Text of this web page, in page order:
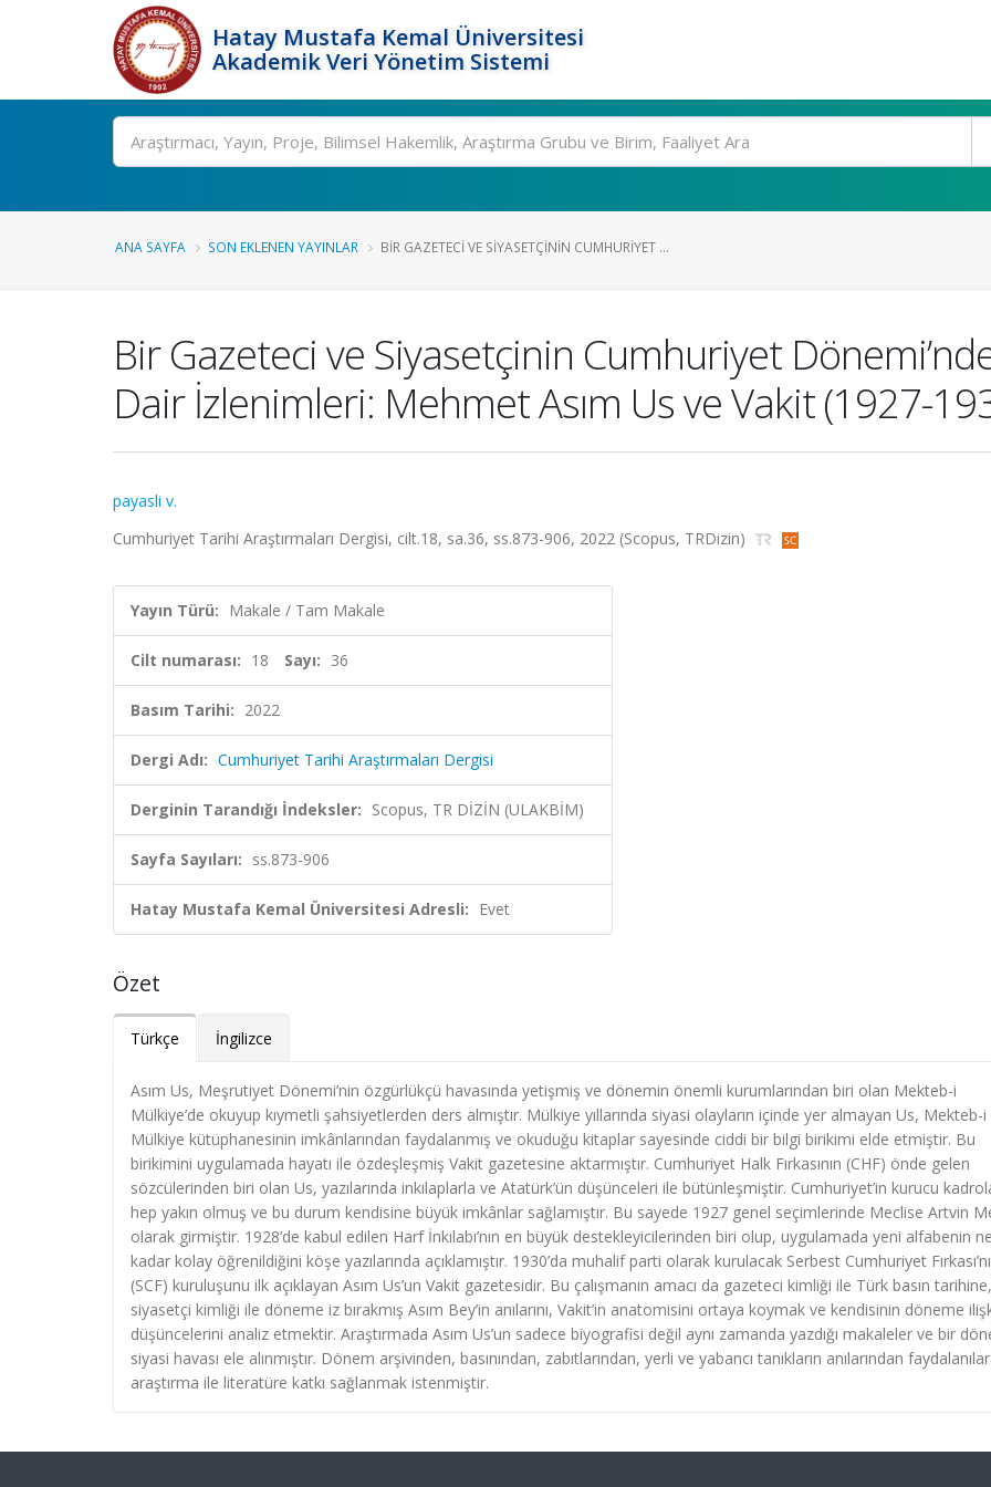
Hatay Mustafa Kemal Üniversitesi
Akademik Veri Yönetim Sistemi
Ara
ANA SAYFA SON EKLENEN YAYINLAR BIR GAZETECI VE SIYASETÇININ CUMHURIYET ...
Bir Gazeteci ve Siyasetçinin Cumhuriyet
Dair İzlenimleri: Mehmet Asım Us ve Vakit (1927-
payasli v.
Cumhuriyet Tarihi Araştırmaları Dergisi, cilt.18, sa.36, ss.873-906, 2022 (Scopus, TRDizin)
Yayın Türü: Makale / Tam Makale
Cilt numarası: 18 Sayı: 36
Basım Tarihi: 2022
Dergi Adı: Cumhuriyet Tarihi Araştırmaları Dergisi
Derginin Tarandığı İndeksler: Scopus, TR DİZİN (ULAKBİM)
Sayfa Sayıları: ss.873-906
Hatay Mustafa Kemal Üniversitesi Adresli: Evet
Özet
Türkçe İngilizce
Asım Us, Meşrutiyet Dönemi’nin özgürlükçü havasında yetişmiş ve dönemin önemli kurumlarından biri olan Mekteb-i
Mülkiye’de okuyup kıymetli şahsiyetlerden ders almıştır. Mülkiye yıllarında siyasi olayların içinde yer almayan Us, Mekteb-i
Mülkiye kütüphanesinin imkânlarından faydalanmış ve okuduğu kitaplar sayesinde ciddi bir bilgi birikimi elde etmiştir. Bu
birikimini uygulamada hayatı ile özdeşleşmiş Vakit gazetesine aktarmıştır. Cumhuriyet Halk Fırkasının (CHF) önde gelen
sözcülerinden biri olan Us, yazılarında inkılaplarla ve Atatürk’ün düşünceleri ile bütünleşmiştir. Cumhuriyet’in kurucu
hep yakın olmuş ve bu durum kendisine büyük imkânlar sağlamıştır. Bu sayede 1927 genel seçimlerinde Meclise Artvin
olarak girmiştir. 1928’de kabul edilen Harf İnkılabı’nın en büyük destekleyicilerinden biri olup, uygulamada yeni alfabenin ne
kadar kolay öğrenildiğini köşe yazılarında açıklamıştır. 1930’da muhalif parti olarak kurulacak Serbest Cumhuriyet
(SCF) kuruluşunu ilk açıklayan Asım Us’un Vakit gazetesidir. Bu çalışmanın amacı da gazeteci kimliği ile Türk basın tarihine,
siyasetçi kimliği ile döneme iz bırakmış Asım Bey’in anılarını, Vakit’in anatomisini ortaya koymak ve kendisinin döneme
düşüncelerini analiz etmektir. Araştırmada Asım Us’un sadece biyografisi değil aynı zamanda yazdığı makaleler ve bir
siyasi havası ele alınmıştır. Dönem arşivinden, basınından, zabıtlarından, yerli ve yabancı tanıkların anılarından
araştırma ile literatüre katkı sağlanmak istenmiştir.